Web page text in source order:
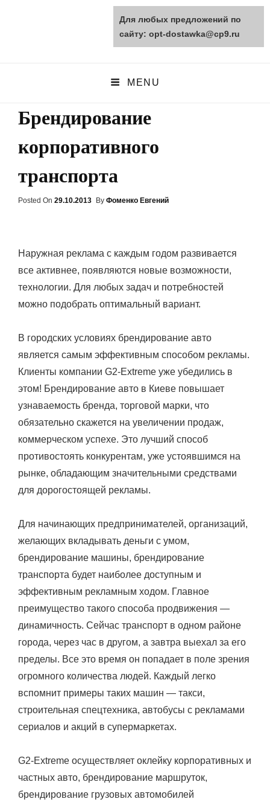
opt-dostawka.ru
MENU
Брендирование
корпоративного
транспорта
Posted On Posted
29.10.2013 By Фоменко Евгений
Наружная реклама с каждым годом развивается
все активнее, появляются новые возможности,
технологии. Для любых задач и потребностей
можно подобрать оптимальный вариант.
В городских условиях брендирование авто
является самым эффективным способом рекламы.
Клиенты компании G2-Extreme уже убедились в
этом! Брендирование авто в Киеве повышает
узнаваемость бренда, торговой марки, что
обязательно скажется на увеличении продаж,
коммерческом успехе. Это лучший способ
противостоять конкурентам, уже устоявшимся на
рынке, обладающим значительными средствами
для дорогостоящей рекламы.
Для начинающих предпринимателей, организаций,
желающих вкладывать деньги с умом,
брендирование машины, брендирование
транспорта будет наиболее доступным и
эффективным рекламным ходом. Главное
преимущество такого способа продвижения —
динамичность. Сейчас транспорт в одном районе
города, через час в другом, а завтра выехал за его
пределы. Все это время он попадает в поле зрения
огромного количества людей. Каждый легко
вспомнит примеры таких машин — такси,
строительная спецтехника, автобусы с рекламами
сериалов и акций в супермаркетах.
G2-Extreme осуществляет оклейку корпоративных и
частных авто, брендирование маршруток,
брендирование грузовых автомобилей
Для любых предложений по
сайту: opt-dostawka@cp9.ru